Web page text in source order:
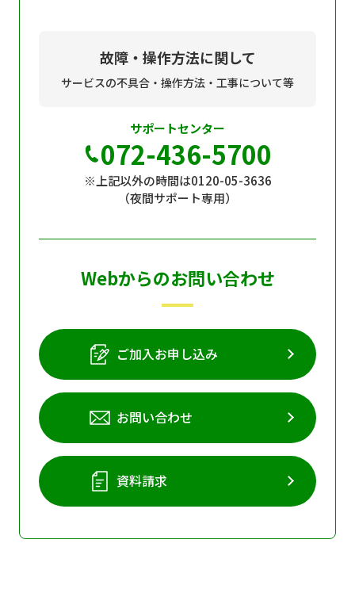
故障・操作方法に関して
サービスの不具合・操作方法・工事について等
サポートセンター
072-436-5700
※上記以外の時間は0120-05-3636
（夜間サポート専用）
Webからのお問い合わせ
ご加入お申し込み
お問い合わせ
資料請求